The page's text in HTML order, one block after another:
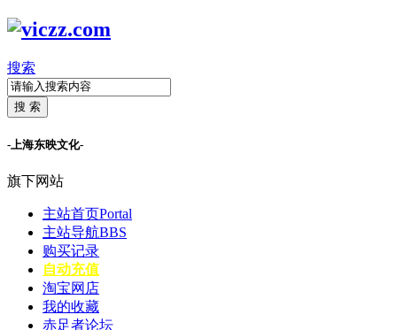
搜索
搜 索
-上海东映文化-
旗下网站
主站首页Portal
主站导航BBS
购买记录
自动充值
淘宝网店
我的收藏
赤足者论坛